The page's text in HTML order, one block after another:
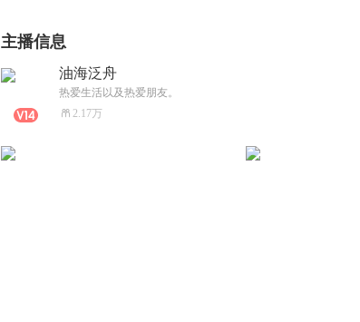
主播信息
油海泛舟
热爱生活以及热爱朋友。
2.17万